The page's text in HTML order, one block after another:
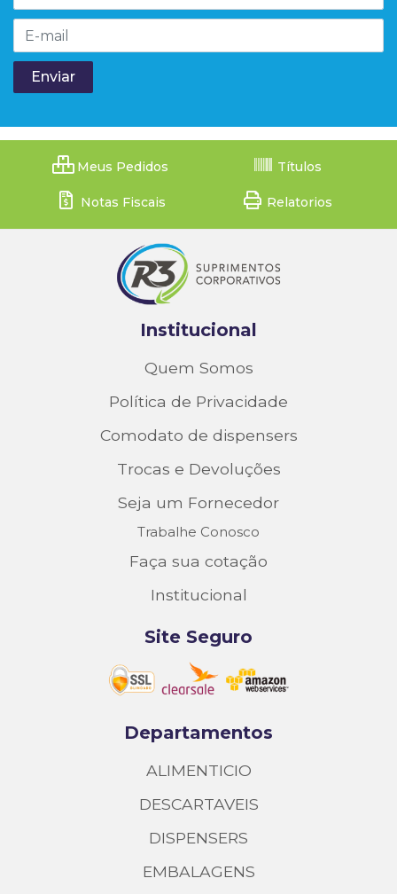
Meus Pedidos Títulos
Notas Fiscais Relatorios
Institucional
Quem Somos
Política de Privacidade
Comodato de dispensers
Trocas e Devoluções
Seja um Fornecedor
Trabalhe Conosco
Faça sua cotação
Institucional
Site Seguro
Departamentos
ALIMENTICIO
DESCARTAVEIS
DISPENSERS
EMBALAGENS